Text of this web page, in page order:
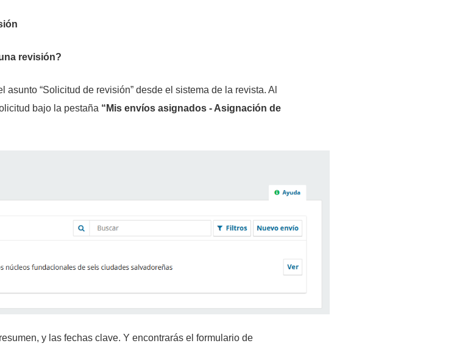
revisión?
asunto “Solicitud de revisión” desde el sistema de la revista. Al
bajo la pestaña “Mis envíos asignados - Asignación de
y las fechas clave. Y encontrarás el formulario de